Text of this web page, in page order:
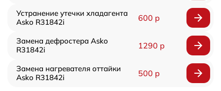
Устранение утечки хладагента
Asko R31842i
600 р
Замена дефростера Asko
R31842i
1290 р
Замена нагревателя оттайки
Asko R31842i
500 р